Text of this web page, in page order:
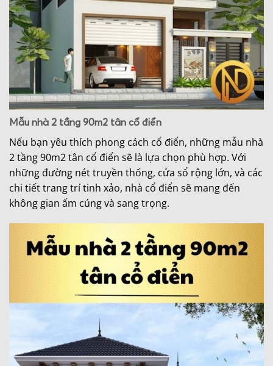
Mẫu nhà 2 tầng 90m2 tân cổ điển
Nếu bạn yêu thích phong cách cổ điển, những mẫu nhà
2 tầng 90m2 tân cổ điển sẽ là lựa chọn phù hợp. Với
những đường nét truyền thống, cửa sổ rộng lớn, và các
chi tiết trang trí tinh xảo, nhà cổ điển sẽ mang đến
không gian ấm cúng và sang trọng.